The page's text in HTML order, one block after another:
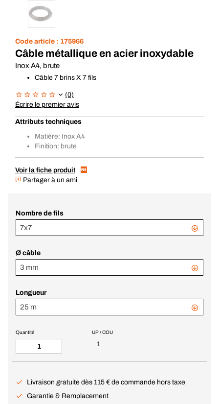
Code article : 175966
Câble métallique en acier inoxydable
Inox A4, brute
Câble 7 brins X 7 fils
(0)
Écrire le premier avis
Attributs techniques
Matière: Inox A4
Finition: brute
Voir la fiche produit
Partager à un ami
Nombre de fils
7x7
Ø câble
3 mm
Longueur
25 m
UP / COU
1
Quantité
Livraison gratuite dès 115 € de commande hors taxe
Garantie & Remplacement